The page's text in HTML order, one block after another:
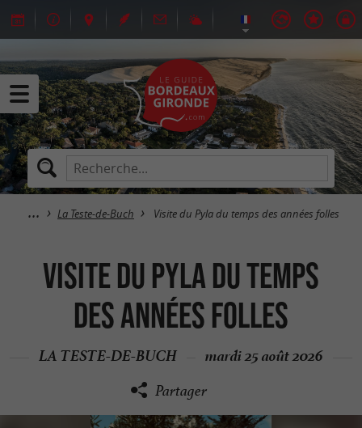
La Teste-de-Buch Visite du Pyla du temps des années folles
Visite du Pyla du temps
des années folles
LA TESTE-DE-BUCH mardi 25 août 2026
Partager